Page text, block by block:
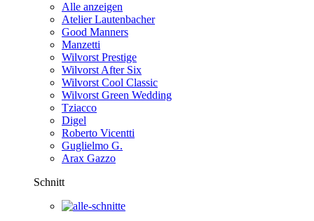
Alle anzeigen
Atelier Lautenbacher
Good Manners
Manzetti
Wilvorst Prestige
Wilvorst After Six
Wilvorst Cool Classic
Wilvorst Green Wedding
Tziacco
Digel
Roberto Vicentti
Guglielmo G.
Arax Gazzo
Schnitt